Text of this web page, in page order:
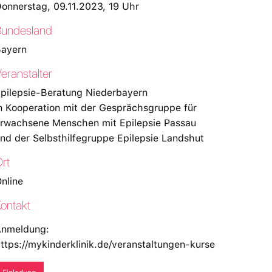
09.11.2023, 19 Uhr
Beratung Niederbayern
Kooperation mit der Gesprächsgruppe für
Menschen mit Epilepsie Passau
der Selbsthilfegruppe Epilepsie Landshut
mykinderklinik.de/veranstaltungen-kurse